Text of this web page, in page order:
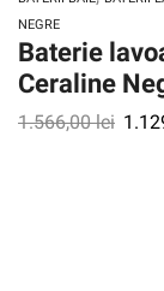
NEGRE
Baterie
Ceraline
1.566,00lei